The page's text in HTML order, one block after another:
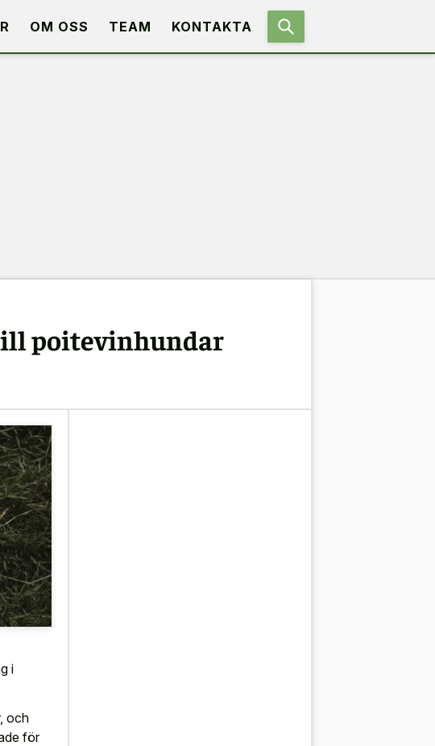
OM OSS TEAM KONTAKTA
poitevinhundar
i
och
för